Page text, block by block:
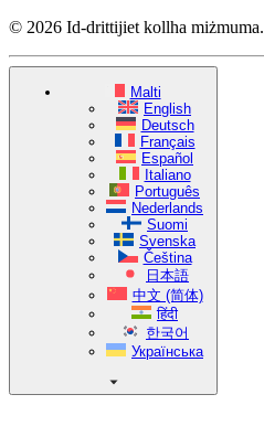
© 2026 Id-drittijiet kollha miżmuma.
Malti
English
Deutsch
Français
Español
Italiano
Português
Nederlands
Suomi
Svenska
Čeština
日本語
中文 (简体)
हिंदी
한국어
Українська